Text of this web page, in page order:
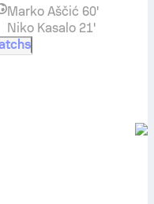
Marko Aščić 60'
Niko Kasalo 21'